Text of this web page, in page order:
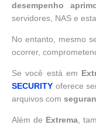
desempenho
servidores, NAS e
No entanto, mesmo
ocorrer,
Se você está em
SECURITY oferece
arquivos com
Além de Extrema ,